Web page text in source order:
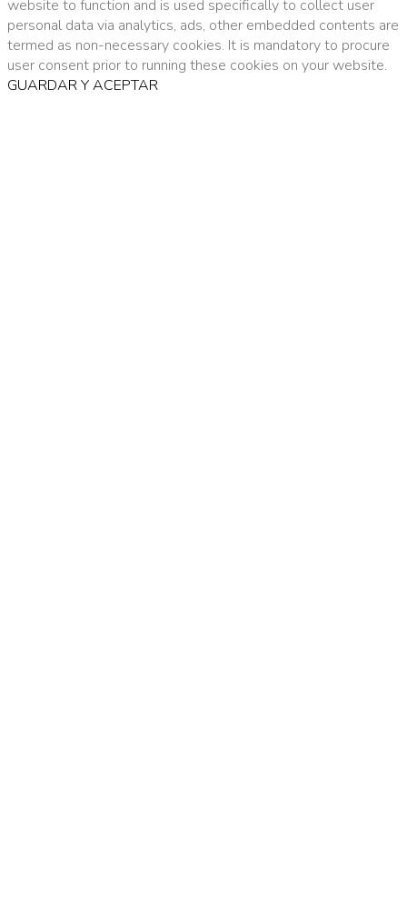
website to function and is used specifically to collect user
personal data via analytics, ads, other embedded contents are
termed as non-necessary cookies. It is mandatory to procure
user consent prior to running these cookies on your website.
GUARDAR Y ACEPTAR